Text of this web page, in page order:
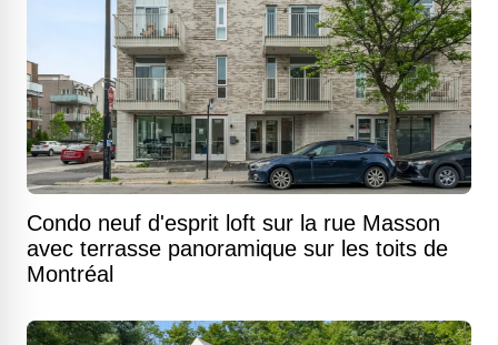
Condo neuf d'esprit loft sur la rue Masson
avec terrasse panoramique sur les toits de
Montréal